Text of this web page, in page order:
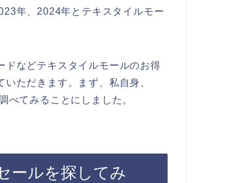
年、2024年とテキスタイルモー
ドなどテキスタイルモールのお得
ただきます。まず、私自身、
べてみることにしました。
ールを探してみ